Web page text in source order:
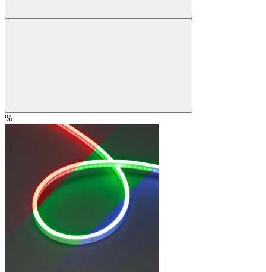
%